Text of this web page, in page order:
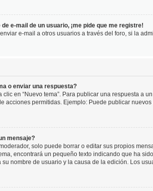
e-mail de un usuario, ¡me pide que me registre!
e-mail a otros usuarios a través del foro, si la
o enviar una respuesta?
en “Nuevo tema”. Para publicar una respuesta a
acciones permitidas. Ejemplo: Puede publicar
mensaje?
solo puede borrar o editar sus propios
encontrará un pequeño texto indicando que ha
nombre de usuario y la causa de la edición. Los